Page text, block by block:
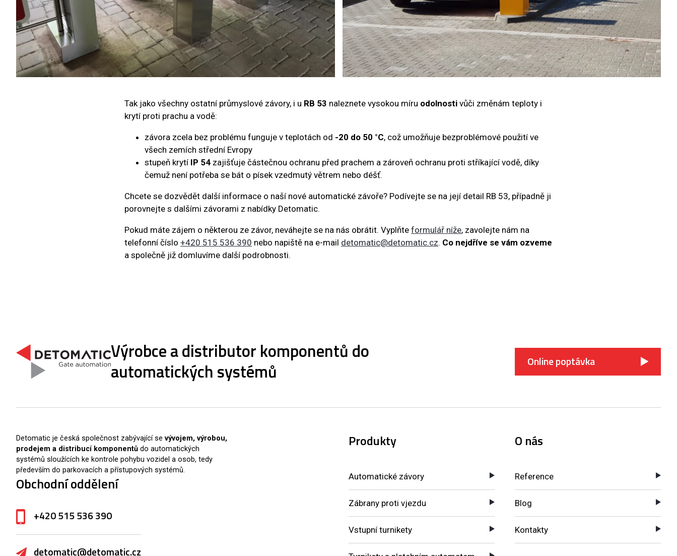
Tak jako všechny ostatní průmyslové závory, i u RB 53 naleznete vysokou míru odolnosti vůči změnám teploty i
krytí proti prachu a vodě:
závora zcela bez problému funguje v teplotách od -20 do ⁠50 °C, což umožňuje bezproblémové použití ve
všech zemích střední Evropy
stupeň krytí IP 54 zajišťuje částečnou ochranu před prachem a zároveň ochranu proti stříkající vodě, díky
čemuž není potřeba se bát o písek vzedmutý větrem nebo déšť.
Chcete se dozvědět další informace o naší nové automatické závoře? Podívejte se na její detail RB 53, případně ji
porovnejte s dalšími závorami z nabídky Detomatic.
Pokud máte zájem o některou ze závor, neváhejte se na nás obrátit. Vyplňte formulář níže, zavolejte nám na
telefonní číslo +420 515 536 390 nebo napiště na e-mail detomatic@detomatic.cz. Co nejdříve se vám ozveme
a společně již domluvíme další podrobnosti.
Výrobce a distributor komponentů do
automatických systémů
Online poptávka
Detomatic je česká společnost zabývající se vývojem, výrobou,
prodejem a distribucí komponentů do automatických
systémů sloužících ke kontrole pohybu vozidel a osob, tedy
především do parkovacích a přístupových systémů.
Obchodní oddělení
+420 515 536 390
detomatic@detomatic.cz
Produkty
Automatické závory
Zábrany proti vjezdu
Vstupní turnikety
O nás
Reference
Blog
Kontakty